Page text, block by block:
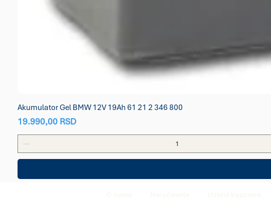
Akumulator Gel BMW 12V 19Ah 61 21 2 346 800
Price
19.990,00 RSD